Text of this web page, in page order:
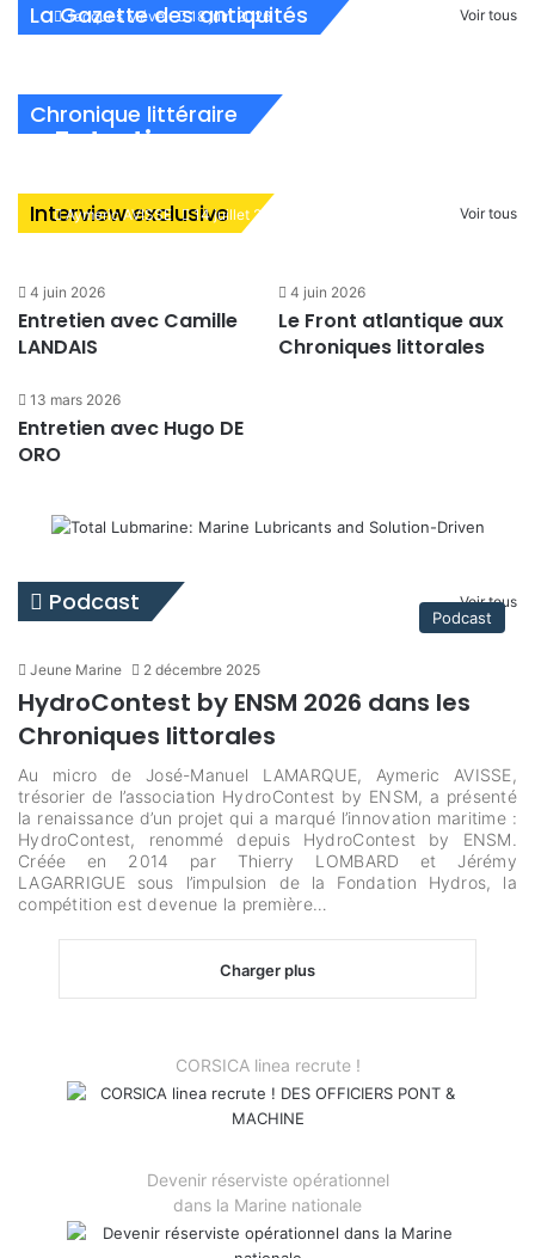
La Gazette des antiquités Voir tous
Jacques Mével 18 juin 2026
Chronique littéraire
Jeune Marine N°282
L’Orient Line
Chronique littéraire
La magie d’une encyclopédie
Histoire
8 décembre 2025
ou Union-Castle Line – 3e partie
Interview exclusive Voir tous
Entretien avec Clément
Aymeric AVISSE 14 juillet 2026
4 juin 2026
Entretien avec Camille
LANDAIS
4 juin 2026
Le Front atlantique aux
Chroniques littorales
13 mars 2026
Entretien avec Hugo DE
ORO
Podcast Voir tous
Podcast
Jeune Marine 2 décembre 2025
HydroContest by ENSM 2026 dans les
Chroniques littorales
Au micro de José-Manuel LAMARQUE, Aymeric AVISSE,
trésorier de l’association HydroContest by ENSM, a présenté
la renaissance d’un projet qui a marqué l’innovation maritime :
HydroContest, renommé depuis HydroContest by ENSM.
Créée en 2014 par Thierry LOMBARD et Jérémy
LAGARRIGUE sous l’impulsion de la Fondation Hydros, la
compétition est devenue la première…
Charger plus
CORSICA linea recrute !
Devenir réserviste opérationnel
dans la Marine nationale